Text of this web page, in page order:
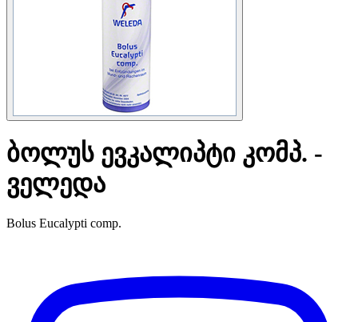
ბოლუს ევკალიპტი კომპ. -
ველედა
Bolus Eucalypti comp.